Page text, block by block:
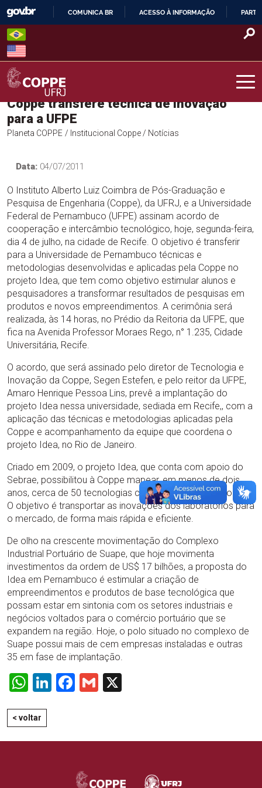
Skip
content
O
COMUNICA BR ACESSO À INFORMAÇÃO
COPPE – UFRJ
Coppe transfere técnica de inovação
para a UFPE
Planeta COPPE / Institucional Coppe / Notícias
Data: 04/07/2011
O Instituto Alberto Luiz Coimbra de Pós-Graduação e
Pesquisa de Engenharia (Coppe), da UFRJ, e a Universidade
Federal de Pernambuco (UFPE) assinam acordo de
cooperação e intercâmbio tecnológico, hoje, segunda-feira,
dia 4 de julho, na cidade de Recife. O objetivo é transferir
para a Universidade de Pernambuco técnicas e
metodologias desenvolvidas e aplicadas pela Coppe no
projeto Idea, que tem como objetivo estimular alunos e
pesquisadores a transformar resultados de pesquisas em
produtos e novos empreendimentos. A cerimônia será
realizada, às 14 horas, no Prédio da Reitoria da UFPE, que
fica na Avenida Professor Moraes Rego, n° 1.235, Cidade
Universitária, Recife.
O acordo, que será assinado pelo diretor de Tecnologia e
Inovação da Coppe, Segen Estefen, e pelo reitor da UFPE,
Amaro Henrique Pessoa Lins, prevê a implantação do
projeto Idea nessa universidade, sediada em Recife,, com a
aplicação das técnicas e metodologias aplicadas pela
Coppe e acompanhamento da equipe que coordena o
projeto Idea, no Rio de Janeiro.
Criado em 2009, o projeto Idea, que conta com apoio do
Sebrae, possibilitou à Coppe mapear, em menos de dois
anos, cerca de 50 tecnologias consideradas promissoras.
O objetivo é transportar as inovações dos laboratórios para
o mercado, de forma mais rápida e eficiente.
De olho na crescente movimentação do Complexo
Industrial Portuário de Suape, que hoje movimenta
investimentos da ordem de US$ 17 bilhões, a proposta do
Idea em Pernambuco é estimular a criação de
empreendimentos e produtos de base tecnológica que
possam estar em sintonia com os setores industriais e
negócios voltados para o comércio portuário que se
expandem na região. Hoje, o polo situado no complexo de
Suape possui mais de cem empresas instaladas e outras
35 em fase de implantação.
WhatsApp
LinkedIn
Facebook
Gmail
< voltar